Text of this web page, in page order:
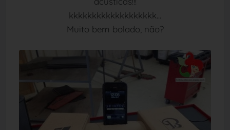
kkkkkkkkkkkkkkkkkkk...
Muito bem bolado, não?